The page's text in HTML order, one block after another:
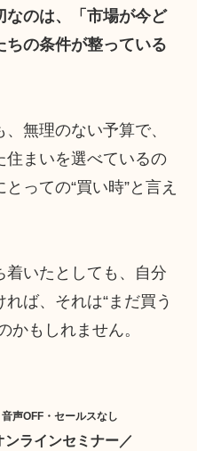
なのは、「市場が今ど
ちの条件が整っている
無理のない予算で、
住まいを選べているの
っての“買い時”と言え
いたとしても、自分
ば、それは“まだ買う
かもしれません。
声OFF・セールスなし
ンラインセミナー ／